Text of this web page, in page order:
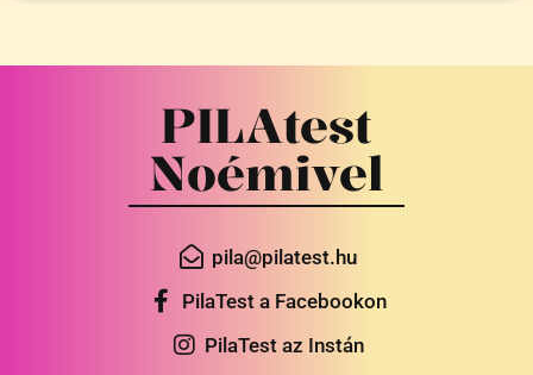
PILAtest
Noémivel
pila@pilatest.hu
PilaTest a Facebookon
PilaTest az Instán